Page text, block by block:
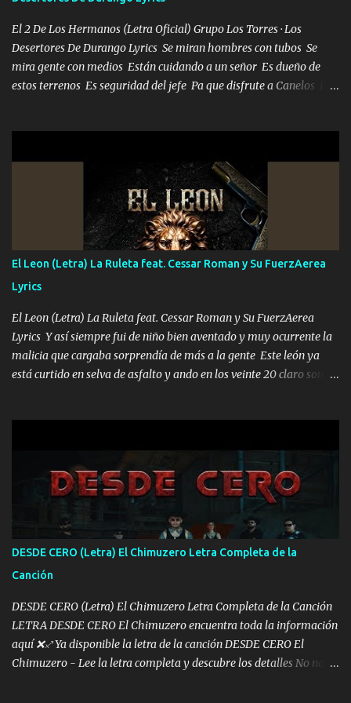
El 2 De Los Hermanos (Letra Oficial) Grupo Los Torres · Los
Desertores De Durango Lyrics Se miran hombres con tubos Se
mira gente con medios Están cuidando a un señor Es dueño de
estos terrenos Es seguridad del jefe Pa que disfrute a Canelos Es
ni tampoco las mujeres porque es platica de grandes por eso hay
que estar alegres doy las instrucciones para atender los deberes
Música Si es que salta algún problema de confianza tengo gente
ahí está el Hombre Cuarenta y también Pariente 7 arreglan
cualquier problema no más es cuestión que ordené NOS HACE
FALTA UN HERMANO DE CLAVE ERA EL 24 SIEMPRE FUE UN
HOMBRE VALIENTE POR ALGO M'URIÓ PELEAND0 SIEMPRE
VIO POR LA FAMILIA PARA QUE SIGA EL LEGADO Es el DOS de
los HERMANOS un cerebro inteligente y com...
El Leon (Letra) La Ruleta feat. Cessar Roman y Su FuerzAerea
Lyrics
El Leon (Letra) La Ruleta feat. Cessar Roman y Su FuerzAerea
Lyrics Y así siempre fui de niño bien aventado y muy ocurrente la
malicia que cargaba sorprendía de más a la gente Este león ya
está curtido en selva de asfalto y ando en los veinte 20 claro son
pa más pues hay charola les voy a dar hasta topar pues no hay de
otra Música Surcando bien mi camino voy por mi línea no veo a
los lados aquel que no corre vuela no se me duerm voy chicoteado
Ya pasé varias hazañas ya tienen rato que me agarran el colmillo
de este León los estatales no sé esperaron Al tiro esta la PrimiZa
también la nueve que cargo al lado doy la mano al que su amigo y
al traicionero damos pa abajo Y No me paran aquí hay pa más
pues hay charola les voy a dar hasta topar pues no hay de otra...
DESDE CERO (Letra) El Chimuzero Letra Completa de la
Canción
DESDE CERO (Letra) El Chimuzero Letra Completa de la Canción
LETRA DESDE CERO El Chimuzero encuentra toda la información
aquí ❌♐ Ya disponible la letra de la canción DESDE CERO El
Chimuzero - Lee la letra completa y descubre los detalles No nací